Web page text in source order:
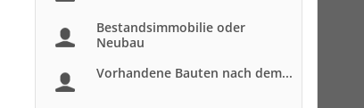
Bestandsimmobilie oder
Neubau
Vorhandene Bauten nach dem...